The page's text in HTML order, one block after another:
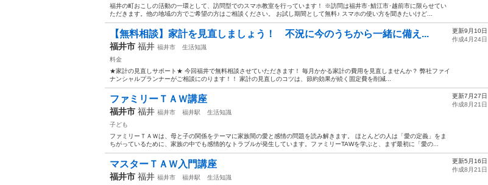
福井の町おこしの活動の一環として、訪問型でのスマホ教室を行っています！ ※訪問は福井市･鯖江市･越前市に限らせてい
ただきます。他の地域の方でご希望の方はご相談ください。 お試し期間として無料♪ スマホの使い方を聞きたいけど...
【無料相談】家計を見直しましょう！ 不況に今のうちから一緒に備え...
福井市 福井 福井市
生活知識
料金
★家計の見直しサポート★ 今回福井で無料相談させていただきます！ 毎月かかる家計の費用を見直しませんか？ 弊社ファイ
ナンシャルプランナーがご相談にのります！！ 家計の見直しのコツは、節約効果が続く固定費を削減...
更新9月10日
作成4月24日
ファミリーＴＡＷ講座
福井市 福井 福井市 福井駅
生活知識
子ども
ファミリーＴＡＷは、母と子の関係をテーマに家族間の愛と感情の問題を読み解きます。 ほとんどの人は「愛の定義」をま
ちがっているために、家族の中でも感情的なトラブルが発生しています。ファミリーTAWを学ぶと、まず最初に「愛の...
更新7月27日
作成8月21日
マスターＴＡＷ入門講座
福井市 福井 福井市 福井駅 生活知識
更新5月16日
作成8月21日